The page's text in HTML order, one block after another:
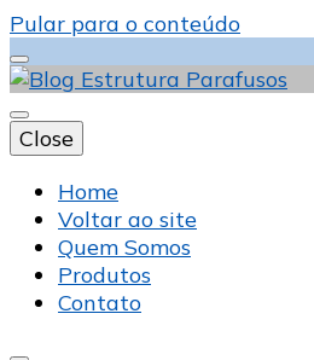
Pular para o conteúdo
Blog
Parafusos
Close
Home
Voltar ao site
Quem Somos
Produtos
Contato